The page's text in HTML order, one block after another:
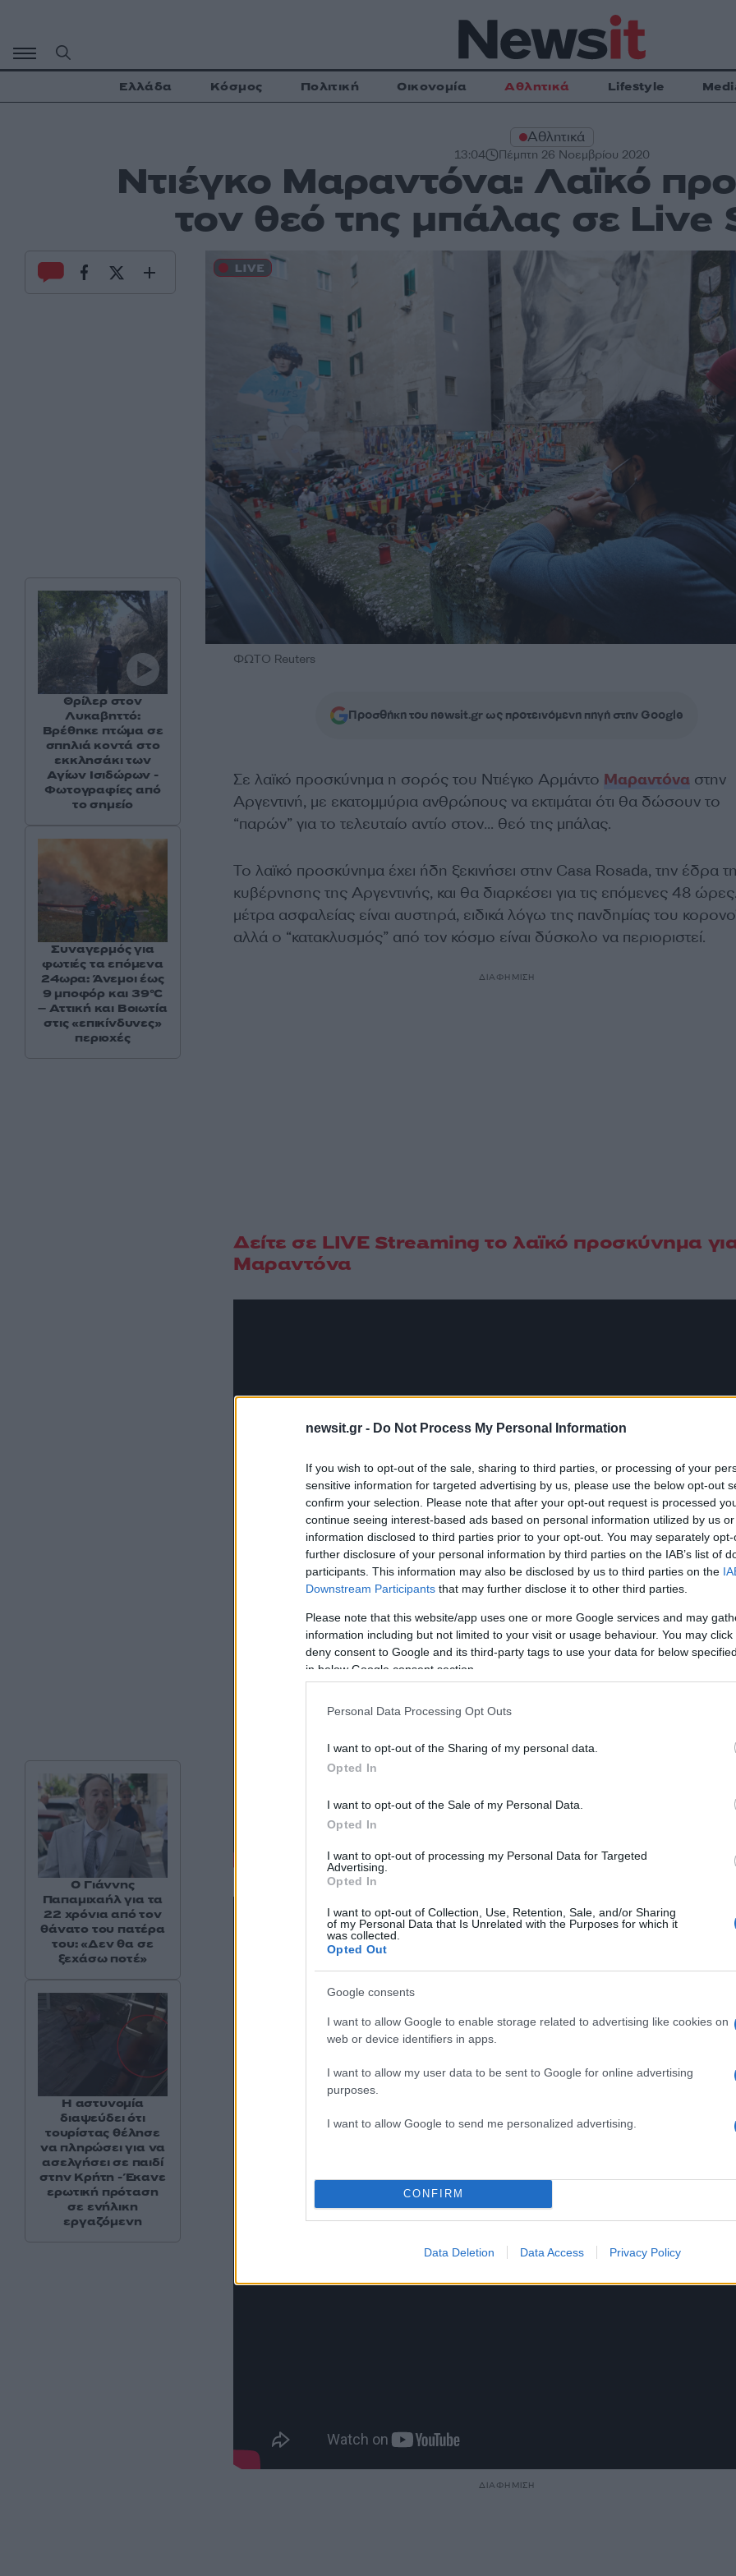
newsit.gr - Do Not Process My Personal Information
If you wish to opt-out of the sale, sharing to third parties, or processing of your
sensitive information for targeted advertising by us, please use the below opt-out
confirm your selection. Please note that after your opt-out request is processed
continue seeing interest-based ads based on personal information utilized by us
information disclosed to third parties prior to your opt-out. You may separately
further disclosure of your personal information by third parties on the IAB’s list of
participants. This information may also be disclosed by us to third parties on the
Downstream Participants that may further disclose it to other third parties.
Please note that this website/app uses one or more Google services and may
information including but not limited to your visit or usage behaviour. You may
deny consent to Google and its third-party tags to use your data for below
in below Google consent section.
Personal Data Processing Opt Outs
I want to opt-out of the Sharing of my personal data.
Opted In
I want to opt-out of the Sale of my Personal Data.
Opted In
I want to opt-out of processing my Personal Data for Targeted
Advertising.
Opted In
I want to opt-out of Collection, Use, Retention, Sale, and/or Sharing
of my Personal Data that Is Unrelated with the Purposes for which it
was collected.
Opted Out
Google consents
I want to allow Google to enable storage related to advertising like cookies on
web or device identifiers in apps.
I want to allow my user data to be sent to Google for online advertising
purposes.
I want to allow Google to send me personalized advertising.
CONFIRM
Data Deletion Data Access Privacy Policy
περιεχόμενο
Ελλάδα Κόσμος Πολιτική Οικονομία Αθλητικά Lifestyle
Αθλητικά
13:04 Πέμπτη 26 Νοεμβρίου 2020
Ντιέγκο Μαραντόνα: Λαϊκό
τον θεό της μπάλας σε Live
ΦΩΤΟ Reuters
Προσθήκη του newsit.gr ως προτεινόμενη πηγή στην Google
Σε λαϊκό προσκύνημα η σορός του Ντιέγκο Αρμάντο Μαραντόναστην
Αργεντινή, με εκατομμύρια ανθρώπους να εκτιμάται ότι θα δώσουν το
“παρών” για το τελευταίο αντίο στον… θεό της μπάλας.
Το λαϊκό προσκύνημα έχει ήδη ξεκινήσει στην Casa Rosada, την έδρα
κυβέρνησης της Αργεντινής, και θα διαρκέσει για τις επόμενες 48
μέτρα ασφαλείας είναι αυστηρά, ειδικά λόγω της πανδημίας του
αλλά ο “κατακλυσμός” από τον κόσμο είναι δύσκολο να περιοριστεί.
ΔΙΑΦΗΜΙΣΗ
Δείτε σε LIVE Streaming το λαϊκό προσκύνημα
Μαραντόνα
ΔΙΑΦΗΜΙΣΗ
Θρίλερ στον
Λυκαβηττό:
Βρέθηκε πτώμα σε
σπηλιά κοντά στο
εκκλησάκι των
Αγίων Ισιδώρων -
Φωτογραφίες από
το σημείο
Συναγερμός για
φωτιές τα επόμενα
24ωρα: Άνεμοι έως
9 μποφόρ και 39°C
– Αττική και Βοιωτία
στις «επικίνδυνες»
περιοχές
Ο Γιάννης
Παπαμιχαήλ για τα
22 χρόνια από τον
θάνατο του πατέρα
του: «Δεν θα σε
ξεχάσω ποτέ»
Η αστυνομία
διαψεύδει ότι
τουρίστας θέλησε
να πληρώσει για να
ασελγήσει σε παιδί
στην Κρήτη - Έκανε
ερωτική πρόταση
σε ενήλικη
εργαζόμενη